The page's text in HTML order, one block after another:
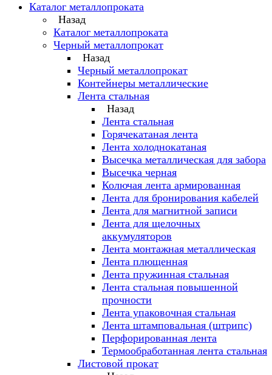
Каталог металлопроката
Назад
Каталог металлопроката
Черный металлопрокат
Назад
Черный металлопрокат
Контейнеры металлические
Лента стальная
Назад
Лента стальная
Горячекатаная лента
Лента холоднокатаная
Высечка металлическая для забора
Высечка черная
Колючая лента армированная
Лента для бронирования кабелей
Лента для магнитной записи
Лента для щелочных
аккумуляторов
Лента монтажная металлическая
Лента плющенная
Лента пружинная стальная
Лента стальная повышенной
прочности
Лента упаковочная стальная
Лента штамповальная (штрипс)
Перфорированная лента
Термообработанная лента стальная
Листовой прокат